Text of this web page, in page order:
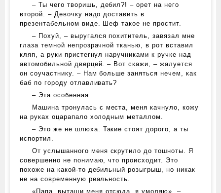
– Ты чего творишь, дебил?! – орет на него
второй. – Девочку надо доставить в
презентабельном виде. Шеф такое не простит.
– Похуй, – выругался похититель, завязал мне
глаза темной непрозрачной тканью, в рот вставил
кляп, а руки пристегнул наручниками к ручке над
автомобильной дверцей. – Вот скажи, – жалуется
он соучастнику. – Нам больше заняться нечем, как
баб по городу отлавливать?
– Эта особенная.
Машина тронулась с места, меня качнуло, кожу
на руках оцарапало холодным металлом.
– Это же не шлюха. Такие стоят дорого, а ты
испортил.
От услышанного меня скрутило до тошноты. Я
совершенно не понимаю, что происходит. Это
похоже на какой-то дебильный розыгрыш, но никак
не на современную реальность.
«Папа, вытащи меня отсюда, я умоляю», –